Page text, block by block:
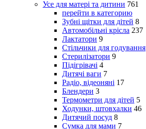
Усе для матері та дитини 761
перейти в категорию
Зубні щітки для дітей 8
Автомобільні крісла 237
Лактатори 9
Стільчики для годування
Стерилізатори 9
Підігрівачі 4
Дитячі ваги 7
Радіо, відеоняні 17
Блендери 3
Термометри для дітей 5
Ходунки, штовхалки 46
Дитячий посуд 8
Сумка для мами 7